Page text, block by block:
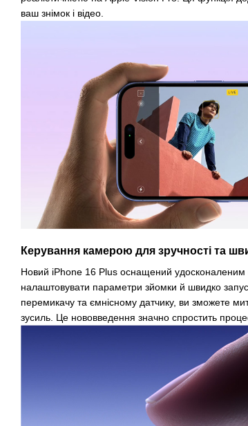
ваш знімок і відео.
Керування камерою для зручності та
Новий iPhone 16 Plus оснащений
налаштовувати параметри зйомки й швидко
перемикачу та ємнісному датчику, ви зможете
зусиль. Це нововведення значно спростить